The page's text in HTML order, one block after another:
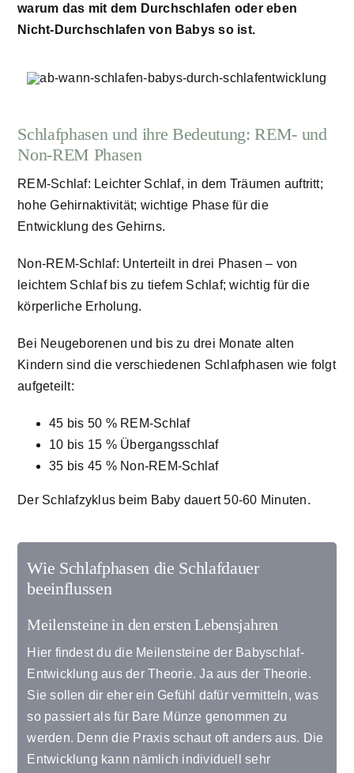
warum das mit dem Durchschlafen oder eben
Nicht-Durchschlafen von Babys so ist.
Schlafphasen und ihre Bedeutung: REM- und
Non-REM Phasen
REM-Schlaf: Leichter Schlaf, in dem Träumen auftritt;
hohe Gehirnaktivität; wichtige Phase für die
Entwicklung des Gehirns.
Non-REM-Schlaf: Unterteilt in drei Phasen – von
leichtem Schlaf bis zu tiefem Schlaf; wichtig für die
körperliche Erholung.
Bei Neugeborenen und bis zu drei Monate alten
Kindern sind die verschiedenen Schlafphasen wie folgt
aufgeteilt:
45 bis 50 % REM-Schlaf
10 bis 15 % Übergangsschlaf
35 bis 45 % Non-REM-Schlaf
Der Schlafzyklus beim Baby dauert 50-60 Minuten.
Wie Schlafphasen die Schlafdauer
beeinflussen
Meilensteine in den ersten Lebensjahren
Hier findest du die Meilensteine der Babyschlaf-
Entwicklung aus der Theorie. Ja aus der Theorie.
Sie sollen dir eher ein Gefühl dafür vermitteln, was
so passiert als für Bare Münze genommen zu
werden. Denn die Praxis schaut oft anders aus. Die
Entwicklung kann nämlich individuell sehr